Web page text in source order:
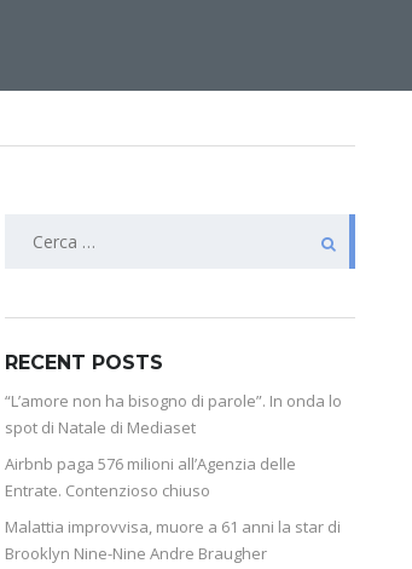
RECENT POSTS
“L’amore non ha bisogno di parole”. In onda lo
spot di Natale di Mediaset
Airbnb paga 576 milioni all’Agenzia delle
Entrate. Contenzioso chiuso
Malattia improvvisa, muore a 61 anni la star di
Brooklyn Nine-Nine Andre Braugher